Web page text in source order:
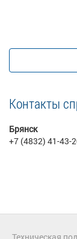
Контакты
Брянск
+7 (4832) 41-43-